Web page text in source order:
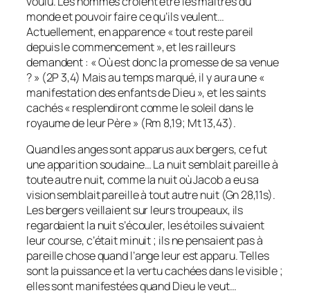
monde et pouvoir faire ce qu’ils veulent…
Actuellement, en apparence « tout reste pareil
depuis le commencement », et les railleurs
demandent : « Où est donc la promesse de sa venue
? » (2P 3,4) Mais au temps marqué, il y aura une «
manifestation des enfants de Dieu », et les saints
cachés « resplendiront comme le soleil dans le
royaume de leur Père » (Rm 8,19; Mt 13,43).
Quand les anges sont apparus aux bergers, ce fut
une apparition soudaine… La nuit semblait pareille à
toute autre nuit, comme la nuit où Jacob a eu sa
vision semblait pareille à tout autre nuit (Gn 28,11s).
Les bergers veillaient sur leurs troupeaux, ils
regardaient la nuit s’écouler, les étoiles suivaient
leur course, c’était minuit ; ils ne pensaient pas à
pareille chose quand l’ange leur est apparu. Telles
sont la puissance et la vertu cachées dans le visible ;
elles sont manifestées quand Dieu le veut…